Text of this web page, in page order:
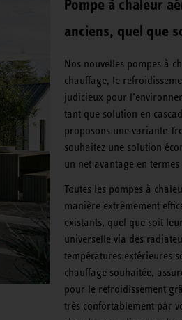
Pompe à chaleur
anciens, quel que
Nos nouvelles pompes à
chauffage, le
judicieux pour
tant que solution en
proposons une variante
souhaitez une solution
un net avantage en
Toutes les pompes à
manière extrêmement
existants, quel que soit
universelle via des
températures extérieures
chauffage souhaitée,
pour le refroidissement
très confortablement par